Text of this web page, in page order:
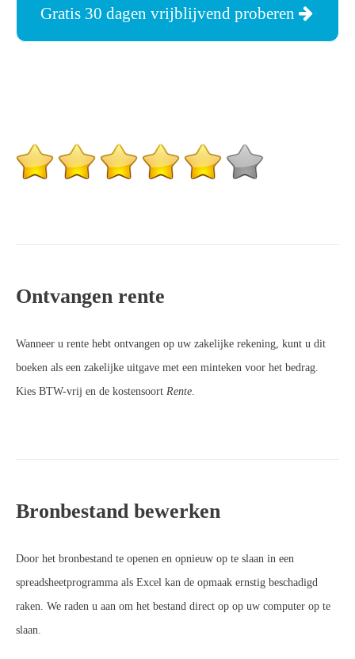
Gratis 30 dagen vrijblijvend proberen
Ontvangen rente
Wanneer u rente hebt ontvangen op uw zakelijke rekening, kunt u dit
boeken als een zakelijke uitgave met een minteken voor het bedrag.
Kies BTW-vrij en de kostensoort Rente.
Bronbestand bewerken
Door het bronbestand te openen en opnieuw op te slaan in een
spreadsheetprogramma als Excel kan de opmaak ernstig beschadigd
raken. We raden u aan om het bestand direct op op uw computer op te
slaan.